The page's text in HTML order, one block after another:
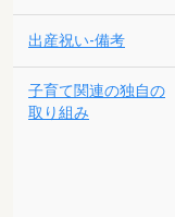
出産祝い-備考
子育て関連の独自の
取り組み